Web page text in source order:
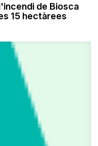
de Biosca
15 hectàrees